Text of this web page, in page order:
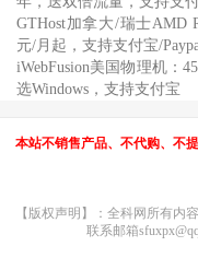
GTHost加拿大/瑞士AMD
元/月起，支持支付宝/
iWebFusion美国物理机：
选Windows，支持支付宝
本站不销售产品、不代购、不
【版权声明】：全科网所有内
联系邮箱